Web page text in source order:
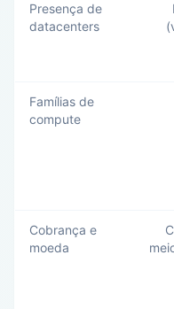
Presença de
datacenters
Famílias de
compute
Cobrança e
moeda